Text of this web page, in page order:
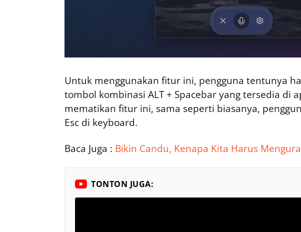
Untuk menggunakan fitur ini, pengguna tentunya
tombol kombinasi ALT + Spacebar yang tersedia di
mematikan fitur ini, sama seperti biasanya,
Esc di keyboard.
Baca Juga : Bikin Candu, Kenapa Kita Harus
TONTON JUGA: